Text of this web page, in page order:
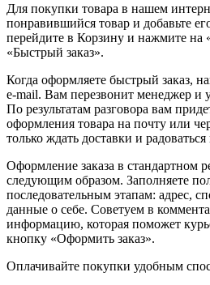
Для покупки товара в нашем
понравившийся товар и добавьте
перейдите в Корзину и нажмите на
«Быстрый заказ».
Когда оформляете быстрый заказ,
e-mail. Вам перезвонит менеджер и
По результатам разговора вам
оформления товара на почту или
только ждать доставки и
Оформление заказа в стандартном
следующим образом. Заполняете
последовательным этапам: адрес,
данные о себе. Советуем в
информацию, которая поможет
кнопку «Оформить заказ».
Оплачивайте покупки удобным